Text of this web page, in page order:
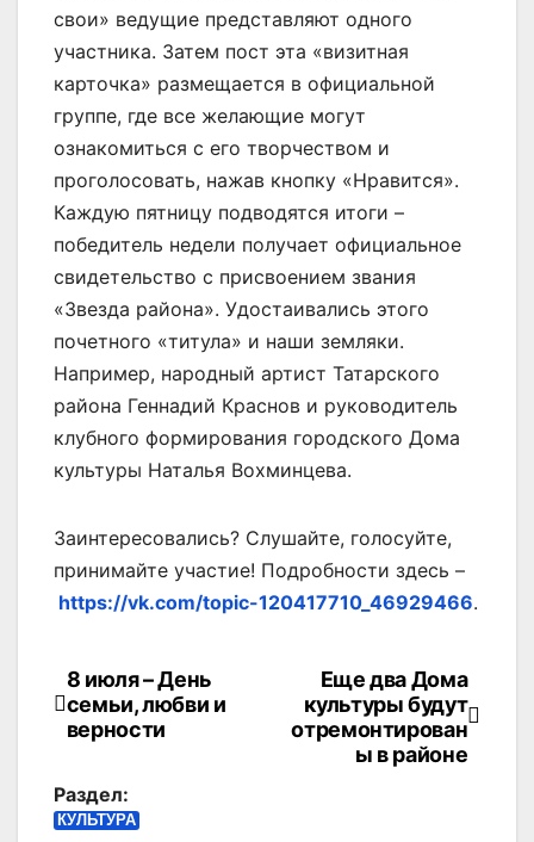
свои» ведущие представляют одного
участника. Затем пост эта «визитная
карточка» размещается в официальной
группе, где все желающие могут
ознакомиться с его творчеством и
проголосовать, нажав кнопку «Нравится».
Каждую пятницу подводятся итоги –
победитель недели получает официальное
свидетельство с присвоением звания
«Звезда района». Удостаивались этого
почетного «титула» и наши земляки.
Например, народный артист Татарского
района Геннадий Краснов и руководитель
клубного формирования городского Дома
культуры Наталья Вохминцева.
Заинтересовались? Слушайте, голосуйте,
принимайте участие! Подробности здесь –
https://vk.com/topic-120417710_46929466.
Навигация
по
записям
Еще два Дома
культуры будут
отремонтирован
ы в районе
8 июля – День
семьи, любви и
верности
Раздел:
КУЛЬТУРА